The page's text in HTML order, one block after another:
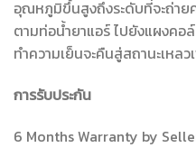
อุณหภูมิขึ้นสูงถึงระดับที่จะถ่าย
ตามท่อน้ำยาแอร์ ไปยังแผงคอ
ทำความเย็นจะคืนสู่สถานะเหล
การรับประกัน
6 Months Warranty by